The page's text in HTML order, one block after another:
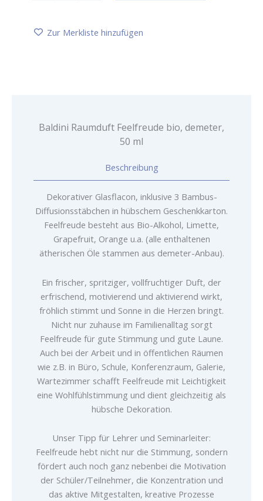
demeter,
Zur Merkliste hinzufügen
Baldini Raumduft Feelfreude bio, demeter,
50 ml
Beschreibung
Dekorativer Glasflacon, inklusive 3 Bambus-
Diffusionsstäbchen in hübschem Geschenkkarton.
Feelfreude besteht aus Bio-Alkohol, Limette,
Grapefruit, Orange u.a. (alle enthaltenen
ätherischen Öle stammen aus demeter-Anbau).
Ein frischer, spritziger, vollfruchtiger Duft, der
erfrischend, motivierend und aktivierend wirkt,
fröhlich stimmt und Sonne in die Herzen bringt.
Nicht nur zuhause im Familienalltag sorgt
Feelfreude für gute Stimmung und gute Laune.
Auch bei der Arbeit und in öffentlichen Räumen
wie z.B. in Büro, Schule, Konferenzraum, Galerie,
Wartezimmer schafft Feelfreude mit Leichtigkeit
eine Wohlfühlstimmung und dient gleichzeitig als
hübsche Dekoration.
Unser Tipp für Lehrer und Seminarleiter:
Feelfreude hebt nicht nur die Stimmung, sondern
fördert auch noch ganz nebenbei die Motivation
der Schüler/Teilnehmer, die Konzentration und
das aktive Mitgestalten, kreative Prozesse